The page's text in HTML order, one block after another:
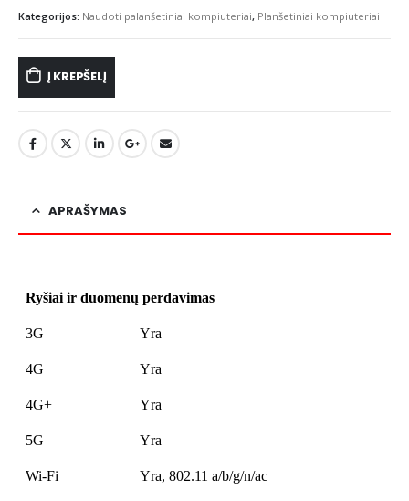
Kategorijos: Naudoti palanšetiniai kompiuteriai, Planšetiniai kompiuteriai
Į KREPŠELĮ
APRAŠYMAS
Ryšiai ir duomenų perdavimas
3G Yra
4G Yra
4G+ Yra
5G Yra
Wi-Fi Yra, 802.11 a/b/g/n/ac